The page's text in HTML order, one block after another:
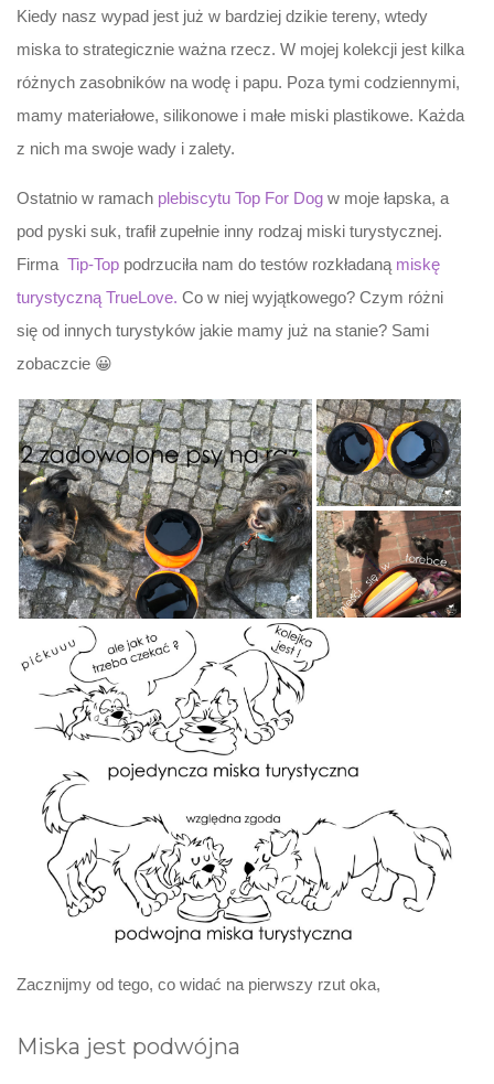
Kiedy nasz wypad jest już w bardziej dzikie tereny, wtedy
miska to strategicznie ważna rzecz. W mojej kolekcji jest kilka
różnych zasobników na wodę i papu. Poza tymi codziennymi,
mamy materiałowe, silikonowe i małe miski plastikowe. Każda
z nich ma swoje wady i zalety.
Ostatnio w ramach plebiscytu Top For Dog w moje łapska, a
pod pyski suk, trafił zupełnie inny rodzaj miski turystycznej.
Firma Tip-Top podrzuciła nam do testów rozkładaną miskę
turystyczną TrueLove. Co w niej wyjątkowego? Czym różni
się od innych turystyków jakie mamy już na stanie? Sami
zobaczcie 😀
Zacznijmy od tego, co widać na pierwszy rzut oka,
Miska jest podwójna